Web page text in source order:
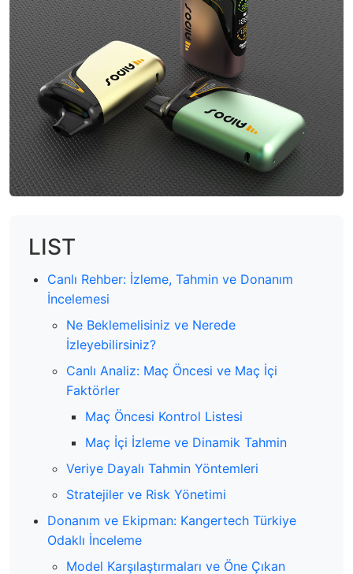
LIST
Canlı Rehber: İzleme, Tahmin ve Donanım
İncelemesi
Ne Beklemelisiniz ve Nerede
İzleyebilirsiniz?
Canlı Analiz: Maç Öncesi ve Maç İçi
Faktörler
Maç Öncesi Kontrol Listesi
Maç İçi İzleme ve Dinamik Tahmin
Veriye Dayalı Tahmin Yöntemleri
Stratejiler ve Risk Yönetimi
Donanım ve Ekipman: Kangertech Türkiye
Odaklı İnceleme
Model Karşılaştırmaları ve Öne Çıkan